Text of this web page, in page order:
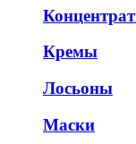
Кремы
Лосьоны
Маски